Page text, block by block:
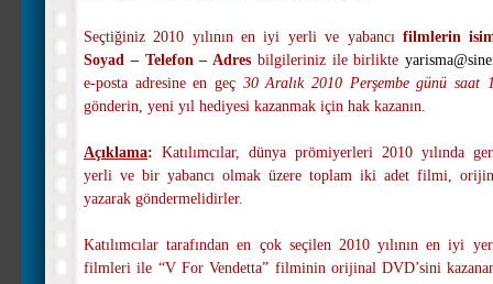
Seçtiğiniz 2010 yılının en iyi yerli ve yabancı filmlerin
Soyad – Telefon – Adres bilgileriniz ile birlikte
e-posta adresine en geç 30 Aralık 2010 Perşembe günü saat
gönderin, yeni yıl hediyesi kazanmak için hak kazanın.
Açıklama: Katılımcılar, dünya prömiyerleri 2010 yılında
yerli ve bir yabancı olmak üzere toplam iki adet filmi,
yazarak göndermelidirler.
Katılımcılar tarafından en çok seçilen 2010 yılının en iyi
filmleri ile “V For Vendetta” filminin orijinal DVD’sini kazanan